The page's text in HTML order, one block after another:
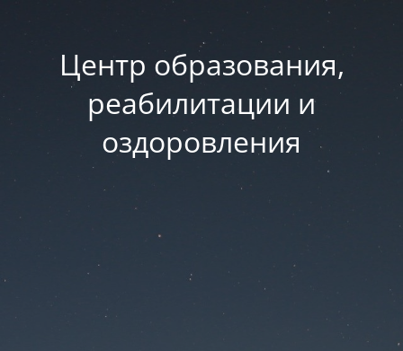
Центр образования,
реабилитации и
оздоровления